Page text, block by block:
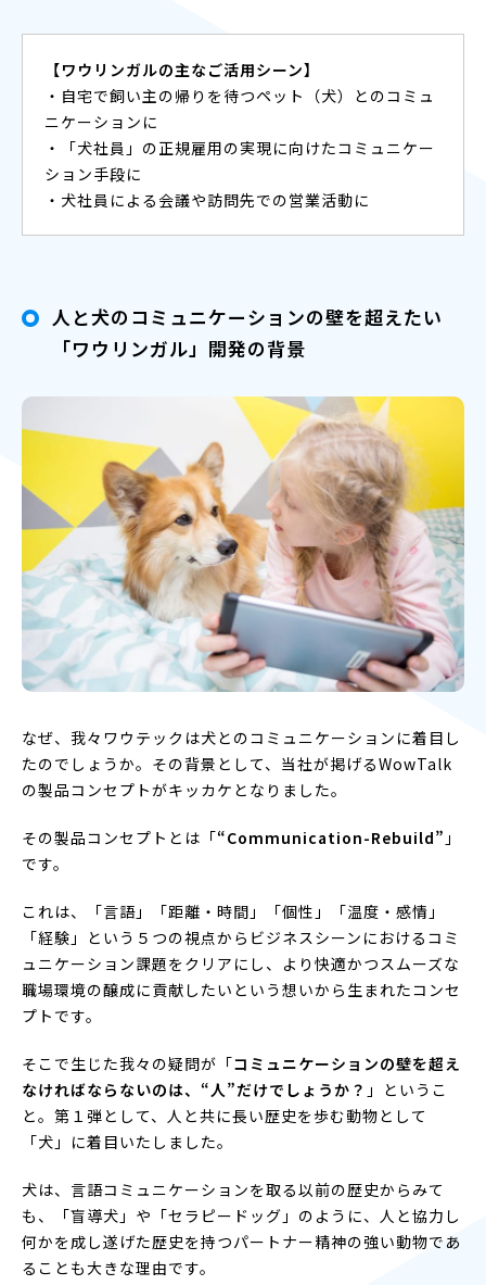
【ワウリンガルの主なご活用シーン】
・自宅で飼い主の帰りを待つペット（犬）とのコミュ
ニケーションに
・「犬社員」の正規雇用の実現に向けたコミュニケー
ション手段に
・犬社員による会議や訪問先での営業活動に
人と犬のコミュニケーションの壁を超えたい
「ワウリンガル」開発の背景
なぜ、我々ワウテックは犬とのコミュニケーションに着目し
たのでしょうか。その背景として、当社が掲げるWowTalk
の製品コンセプトがキッカケとなりました。
その製品コンセプトとは「“Communication-Rebuild” 」
です。
これは、「言語」「距離・時間」「個性」「温度・感情」
「経験」という５つの視点からビジネスシーンにおけるコミ
ュニケーション課題をクリアにし、より快適かつスムーズな
職場環境の醸成に貢献したいという想いから生まれたコンセ
プトです。
そこで生じた我々の疑問が「コミュニケーションの壁を超え
なければならないのは、“人”だけでしょうか？ 」というこ
と。第１弾として、人と共に長い歴史を歩む動物として
「犬」に着目いたしました。
犬は、言語コミュニケーションを取る以前の歴史からみて
も、「盲導犬」や「セラピードッグ」のように、人と協力し
何かを成し遂げた歴史を持つパートナー精神の強い動物であ
ることも大きな理由です。